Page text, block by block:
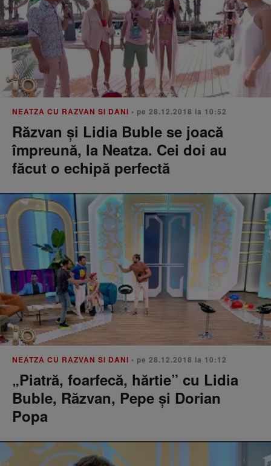
NEATZA CU RAZVAN SI DANI • pe 28.12.2018 la 10:52
Răzvan și Lidia Buble se joacă
împreună, la Neatza. Cei doi au
făcut o echipă perfectă
NEATZA CU RAZVAN SI DANI • pe 28.12.2018 la 10:12
„Piatră, foarfecă, hărtie” cu Lidia
Buble, Răzvan, Pepe și Dorian
Popa